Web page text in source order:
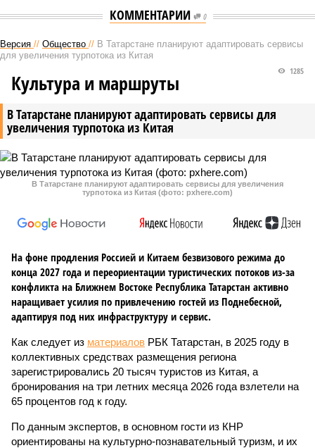
КОММЕНТАРИИ 0
Версия // Общество // В Татарстане планируют адаптировать сервисы
для увеличения турпотока из Китая
В Татарстане планируют адаптировать сервисы для
увеличения турпотока из Китая
1285
Культура и маршруты
В Татарстане планируют адаптировать сервисы для увеличения
турпотока из Китая (фото: pxhere.com)
На фоне продления Россией и Китаем безвизового режима до
конца 2027 года и переориентации туристических потоков из-за
конфликта на Ближнем Востоке Республика Татарстан активно
наращивает усилия по привлечению гостей из Поднебесной,
адаптируя под них инфраструктуру и сервис.
Как следует из материалов РБК Татарстан, в 2025 году в
коллективных средствах размещения региона
зарегистрировались 20 тысяч туристов из Китая, а
бронирования на три летних месяца 2026 года взлетели на
65 процентов год к году.
По данным экспертов, в основном гости из КНР
ориентированы на культурно-познавательный туризм, и их